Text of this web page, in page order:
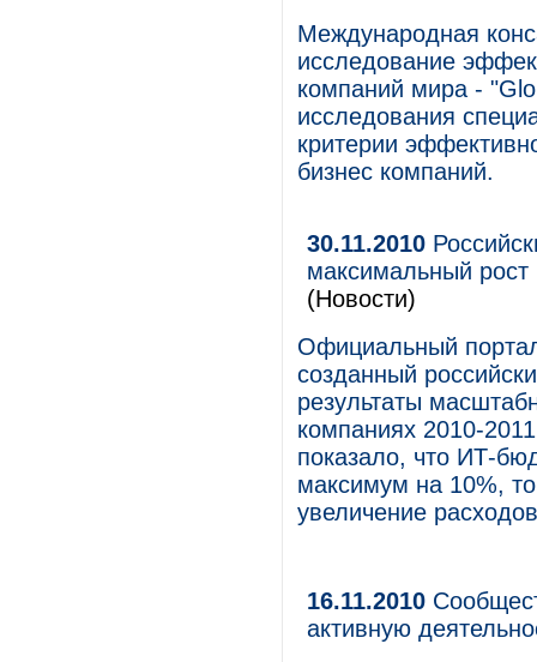
Международная
исследование
компаний мира -
исследования
критерии
бизнес компаний.
30.11.2010
максимальный
(Новости)
Официальный
созданный
результаты
компаниях 2010-
показало, что ИТ-
максимум на 10%,
увеличение
16.11.2010
активную